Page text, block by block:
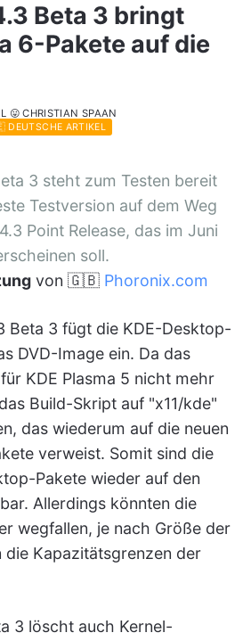
Beta 3 bringt
6-Pakete auf die
😛 CHRISTIAN SPAAN
ARTIKEL
3 steht zum Testen bereit
Testversion auf dem Weg
Point Release, das im Juni
soll.
von 🇬🇧 Phoronix.com
Beta 3 fügt die KDE-Desktop-
DVD-Image ein. Da das
KDE Plasma 5 nicht mehr
Build-Skript auf "x11/kde"
das wiederum auf die neuen
verweist. Somit sind die
Pakete wieder auf den
Allerdings könnten die
wegfallen, je nach Größe der
die Kapazitätsgrenzen der
3 löscht auch Kernel-